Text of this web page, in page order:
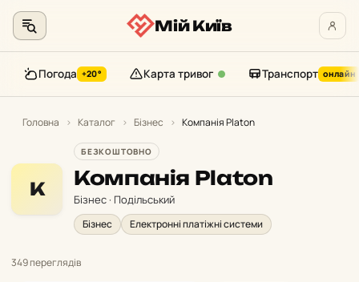
Мій Київ
Погода +20° Карта тривог Транспорт онлайн
Головна › Каталог › Бізнес › Компанія Platon
К
БЕЗКОШТОВНО
Компанія Platon
Бізнес · Подільський
Бізнес Електронні платіжні системи
349 переглядів